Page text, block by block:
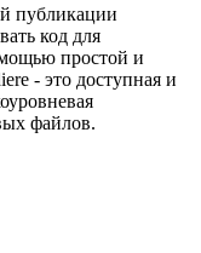
публикации
код для
простой и
- это доступная и
файлов.